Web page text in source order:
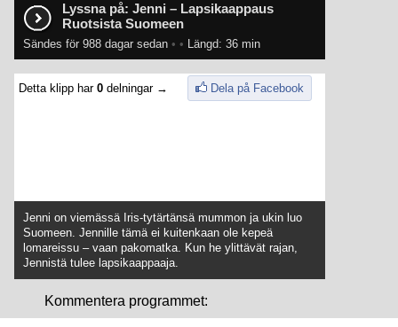
Lyssna på: Jenni – Lapsikaappaus
Ruotsista Suomeen
Sändes för 988 dagar sedan • • Längd: 36 min
Detta klipp har 0 delningar → Dela på Facebook
Jenni on viemässä Iris-tytärtänsä mummon ja ukin luo
Suomeen. Jennille tämä ei kuitenkaan ole kepeä
lomareissu – vaan pakomatka. Kun he ylittävät rajan,
Jennistä tulee lapsikaappaaja.
Kommentera programmet: